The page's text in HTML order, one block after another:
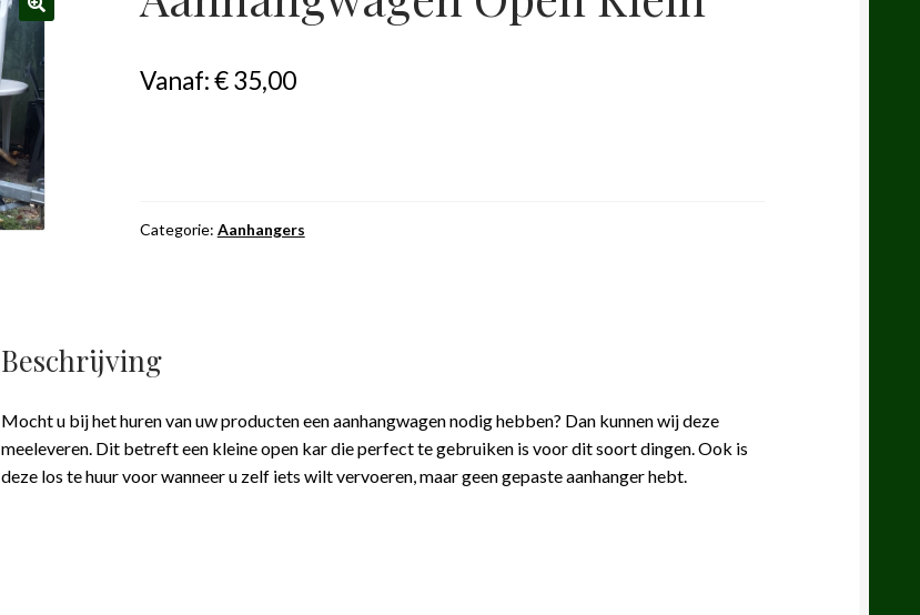
Vanaf:€35,00
Categorie: Aanhangers
Beschrijving
Mocht u bij het huren van uw producten een aanhangwagen nodig hebben? Dan kunnen wij deze
meeleveren. Dit betreft een kleine open kar die perfect te gebruiken is voor dit soort dingen. Ook is
deze los te huur voor wanneer u zelf iets wilt vervoeren, maar geen gepaste aanhanger hebt.